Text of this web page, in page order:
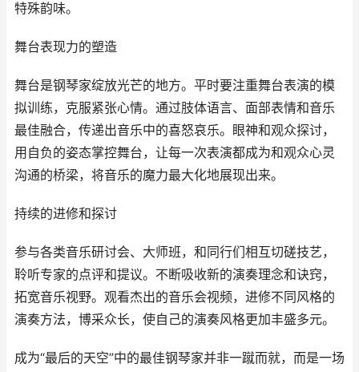
特殊韵味。
舞台表现力的塑造
舞台是钢琴家绽放光芒的地方。平时要注重舞台表演的模
拟训练，克服紧张心情。通过肢体语言、面部表情和音乐
最佳融合，传递出音乐中的喜怒哀乐。眼神和观众探讨，
用自负的姿态掌控舞台，让每一次表演都成为和观众心灵
沟通的桥梁，将音乐的魔力最大化地展现出来。
持续的进修和探讨
参与各类音乐研讨会、大师班，和同行们相互切磋技艺，
聆听专家的点评和提议。不断吸收新的演奏理念和诀窍，
拓宽音乐视野。观看杰出的音乐会视频，进修不同风格的
演奏方法，博采众长，使自己的演奏风格更加丰盛多元。
成为“最后的天空”中的最佳钢琴家并非一蹴而就，而是一场